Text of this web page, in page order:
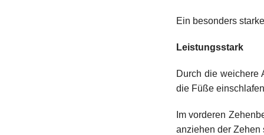
Ein besonders
Leistungsstark
Durch die weichere
die Füße
Im vorderen
anziehen der Zehen